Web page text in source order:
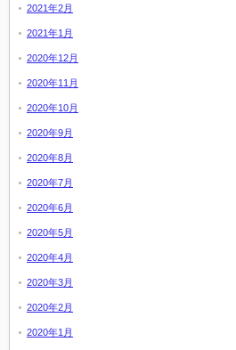
2021年2月
2021年1月
2020年12月
2020年11月
2020年10月
2020年9月
2020年8月
2020年7月
2020年6月
2020年5月
2020年4月
2020年3月
2020年2月
2020年1月